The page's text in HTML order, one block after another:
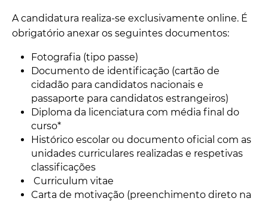
A candidatura realiza-se exclusivamente online. É
obrigatório anexar os seguintes documentos:
Fotografia (tipo passe)
Documento de identificação (cartão de
cidadão para candidatos nacionais e
passaporte para candidatos estrangeiros)
Diploma da licenciatura com média final do
curso*
Histórico escolar ou documento oficial com as
unidades curriculares realizadas e respetivas
classificações
Curriculum vitae
Carta de motivação (preenchimento direto na